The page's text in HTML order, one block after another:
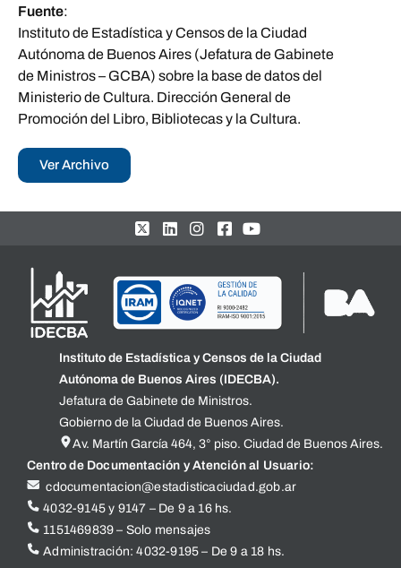
Fuente:
Instituto de Estadística y Censos de la Ciudad
Autónoma de Buenos Aires (Jefatura de Gabinete
de Ministros – GCBA) sobre la base de datos del
Ministerio de Cultura. Dirección General de
Promoción del Libro, Bibliotecas y la Cultura.
Ver Archivo
Instituto de Estadística y Censos de la Ciudad
Autónoma de Buenos Aires (IDECBA).
Jefatura de Gabinete de Ministros.
Gobierno de la Ciudad de Buenos Aires.
Av. Martín García 464, 3° piso. Ciudad de Buenos Aires.
Centro de Documentación y Atención al Usuario:
cdocumentacion@estadisticaciudad.gob.ar
4032-9145 y 9147 – De 9 a 16 hs.
1151469839 – Solo mensajes
Administración: 4032-9195 – De 9 a 18 hs.